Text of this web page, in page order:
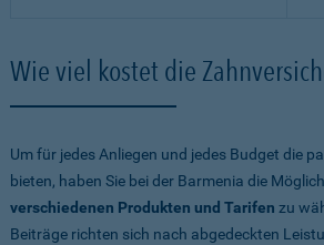
Wie viel kostet die
Um für jedes Anliegen und jedes Budget die
bieten, haben Sie bei der Barmenia die
verschiedenen Produkten und Tarifen zu
Beiträge richten sich nach abgedeckten